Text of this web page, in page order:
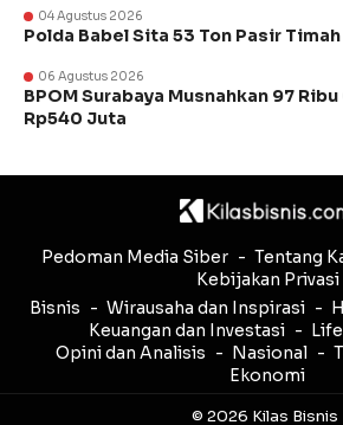
04 Agustus 2026
Polda Babel Sita 53 Ton Pasir
06 Agustus 2026
BPOM Surabaya Musnahkan 97
Rp540 Juta
Pedoman Media Siber Tentang
Kebijakan Privasi
Bisnis
Wirausaha dan Inspirasi
Keuangan dan Investasi
Opini dan Analisis
Nasional
Ekonomi
© 2026 Kilas Bisnis